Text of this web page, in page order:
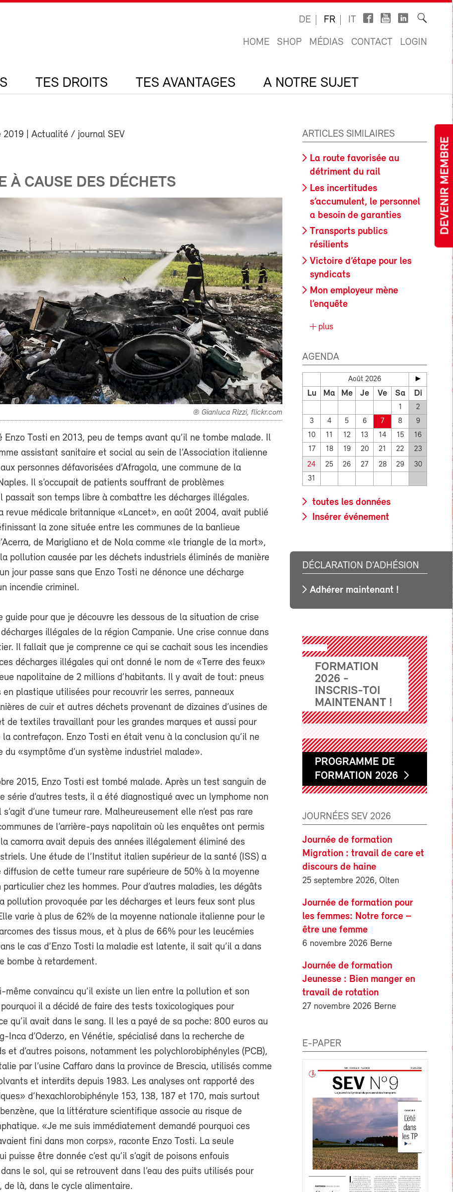
DEVENIR MEMBRE
DE FR IT
HOME SHOP MÉDIAS CONTACT LOGIN
TES DROITS TES AVANTAGES A NOTRE SUJET
2019 | Actualité / journal SEV
À CAUSE DES DÉCHETS
® Gianluca Rizzi, flickr.com
Enzo Tosti en 2013, peu de temps avant qu’il ne tombe malade. Il
assistant sanitaire et social au sein de l’Association italienne
personnes défavorisées d’Afragola, une commune de la
Il s’occupait de patients souffrant de problèmes
passait son temps libre à combattre les décharges illégales.
revue médicale britannique «Lancet», en août 2004, avait publié
la zone située entre les communes de la banlieue
de Marigliano et de Nola comme «le triangle de la mort»,
pollution causée par les déchets industriels éliminés de manière
jour passe sans que Enzo Tosti ne dénonce une décharge
incendie criminel.
guide pour que je découvre les dessous de la situation de crise
illégales de la région Campanie. Une crise connue dans
Il fallait que je comprenne ce qui se cachait sous les incendies
décharges illégales qui ont donné le nom de «Terre des feux»
napolitaine de 2 millions d’habitants. Il y avait de tout: pneus
en plastique utilisées pour recouvrir les serres, panneaux
de cuir et autres déchets provenant de dizaines d’usines de
de textiles travaillant pour les grandes marques et aussi pour
la contrefaçon. Enzo Tosti en était venu à la conclusion qu’il ne
du «symptôme d’un système industriel malade».
2015, Enzo Tosti est tombé malade. Après un test sanguin de
série d’autres tests, il a été diagnostiqué avec un lymphome non
s’agit d’une tumeur rare. Malheureusement elle n’est pas rare
de l’arrière-pays napolitain où les enquêtes ont permis
la camorra avait depuis des années illégalement éliminé des
Une étude de l’Institut italien supérieur de la santé (ISS) a
diffusion de cette tumeur rare supérieure de 50% à la moyenne
particulier chez les hommes. Pour d’autres maladies, les dégâts
pollution provoquée par les décharges et leurs feux sont plus
varie à plus de 62% de la moyenne nationale italienne pour le
des tissus mous, et à plus de 66% pour les leucémies
le cas d’Enzo Tosti la maladie est latente, il sait qu’il a dans
bombe à retardement.
même convaincu qu’il existe un lien entre la pollution et son
pourquoi il a décidé de faire des tests toxicologiques pour
qu’il avait dans le sang. Il les a payé de sa poche: 800 euros au
Inca d’Oderzo, en Vénétie, spécialisé dans la recherche de
et d’autres poisons, notamment les polychlorobiphényles (PCB),
par l’usine Caffaro dans la province de Brescia, utilisés comme
et interdits depuis 1983. Les analyses ont rapporté des
d’hexachlorobiphényle 153, 138, 187 et 170, mais surtout
que la littérature scientifique associe au risque de
«Je me suis immédiatement demandé pourquoi ces
fini dans mon corps», raconte Enzo Tosti. La seule
puisse être donnée c’est qu’il s’agit de poisons enfouis
le sol, qui se retrouvent dans l’eau des puits utilisés pour
de là, dans le cycle alimentaire.
ARTICLES SIMILAIRES
La route favorisée au
détriment du rail
Les incertitudes
s’accumulent, le personnel
a besoin de garanties
Transports publics
résilients
Victoire d’étape pour les
syndicats
Mon employeur mène
l’enquête
plus
AGENDA
Août 2026
Lu Ma Me Je Ve Sa Di
1
2
3
4 5 6 7 8
9
10
11 12 13 14 15
16
17
18 19 20 21 22 23
24 25 26 27 28 29
30
31
toutes les données
Insérer événement
DÉCLARATION D’ADHÉSION
Adhérer maintenant !
FORMATION
2026 -
INSCRIS-TOI
MAINTENANT !
PROGRAMME DE
FORMATION 2026
JOURNÉES SEV 2026
Journée de formation
Migration : travail de care et
discours de haine
25 septembre 2026, Olten
Journée de formation pour
les femmes: Notre force –
être une femme
6 novembre 2026 Berne
Journée de formation
Jeunesse : Bien manger en
travail de rotation
27 novembre 2026 Berne
E-PAPER